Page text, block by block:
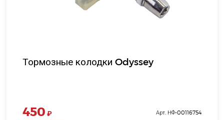
Тормозные колодки Odyssey
450 ₽ Арт. НФ-00116754